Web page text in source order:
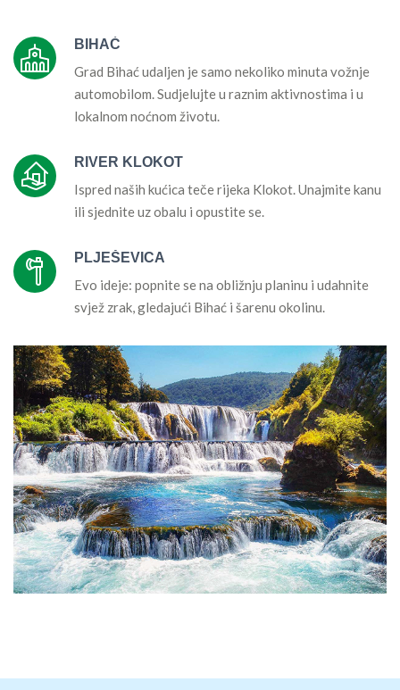
BIHAĆ
Grad Bihać udaljen je samo nekoliko minuta vožnje
automobilom. Sudjelujte u raznim aktivnostima i u
lokalnom noćnom životu.
RIVER KLOKOT
Ispred naših kućica teče rijeka Klokot. Unajmite kanu
ili sjednite uz obalu i opustite se.
PLJEŠEVICA
Evo ideje: popnite se na obližnju planinu i udahnite
svjež zrak, gledajući Bihać i šarenu okolinu.